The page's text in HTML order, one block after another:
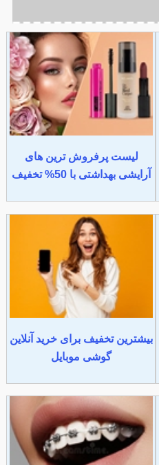
لیست پرفروش ترین های
آرایشی بهداشتی با 50% تخفیف
بیشترین تخفیف برای خرید آنلاین
گوشی موبایل